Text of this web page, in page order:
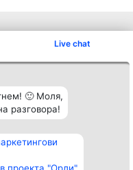
Live chat
🙂 Моля,
разговора!
Контакти